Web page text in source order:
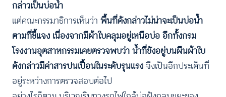
กล่าวเป็นบ่อน้ำ
แต่คณะกรรมาธิการเห็นว่า พื้นที่ดังกล่าวไม่น่าจะเป็นบ่อน้ำ
ตามที่ชี้แจง เนื่องจากมีผ้าใบคลุมอยู่เหนือบ่อ อีกทั้งกรม
โรงงานอุตสาหกรรมเคยตรวจพบว่า น้ำที่ขังอยู่บนผืนผ้าใบ
ดังกล่าวมีค่าสารปนเปื้อนในระดับรุนแรงจึงเป็นอีกประเด็นที่
อยู่ระหว่างการตรวจสอบต่อไป